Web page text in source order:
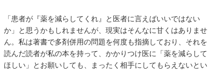
「患者が『薬を減らしてくれ』と医者に言えばいいではない
か」と思うかもしれませんが、現実はそんなに甘くはありませ
ん。私は著書で多剤併用の問題を何度も指摘しており、それを
読んだ読者が私の本を持って、かかりつけ医に「薬を減らして
ほしい」とお願いしても、まったく相手にしてもらえないとい